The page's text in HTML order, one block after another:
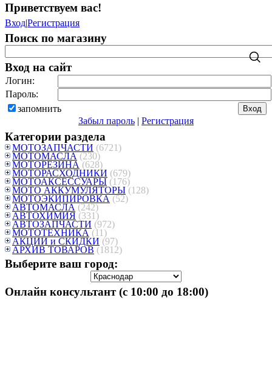
Приветствуем вас!
Вход|Регистрация
Поиск по магазину
Вход на сайт
Логин:
Пароль:
запомнить
Забыл пароль | Регистрация
Категории раздела
МОТОЗАПЧАСТИ (6721)
МОТОМАСЛА (230)
МОТОРЕЗИНА (628)
МОТОРАСХОДНИКИ (679)
МОТОАКСЕССУАРЫ (176)
МОТО АККУМУЛЯТОРЫ (128)
МОТОЭКИПИРОВКА (52)
АВТОМАСЛА (242)
АВТОХИМИЯ (331)
АВТОЗАПЧАСТИ (972)
МОТОТЕХНИКА (11)
АКЦИИ и СКИДКИ (97)
АРХИВ ТОВАРОВ (1812)
Выберите ваш город:
Онлайн консультант (с 10:00 до 18:00)